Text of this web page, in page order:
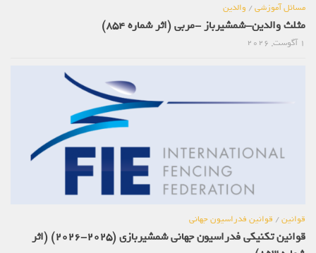
مسائل آموزشی/ والدین
مثلث والدین-شمشیرباز -مربی (اثر شماره 854)
1 آگوست, 2026
قوانین/ قوانین فدراسیون جهانی
قوانین تکنیکی فدراسیون جهانی شمشیربازی (2025-2026) (اثر